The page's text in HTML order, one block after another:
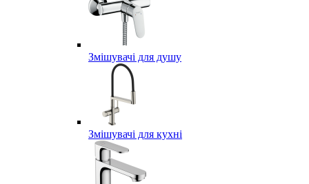
Змішувачі для душу
Змішувачі для кухні